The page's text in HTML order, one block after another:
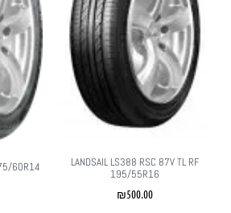
LANDSAIL LS388 RSC 87V TL RF
195/55R16
₪500.00
60R14